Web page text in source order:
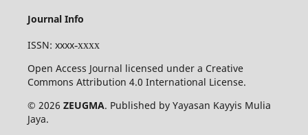
Journal Info
ISSN: xxxx-xxxx
Open Access Journal licensed under a Creative
Commons Attribution 4.0 International License.
© 2026 ZEUGMA. Published by Yayasan Kayyis Mulia
Jaya.